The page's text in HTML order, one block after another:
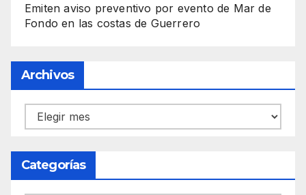
Emiten aviso preventivo por evento de Mar de
Fondo en las costas de Guerrero
Archivos
Archivos
Categorías